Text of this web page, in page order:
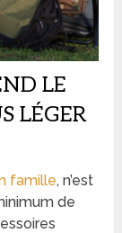
LE
LÉGER
famille, n’est
de